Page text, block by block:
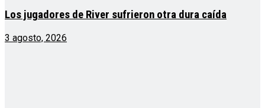
Los jugadores de River sufrieron otra dura caída
3 agosto, 2026